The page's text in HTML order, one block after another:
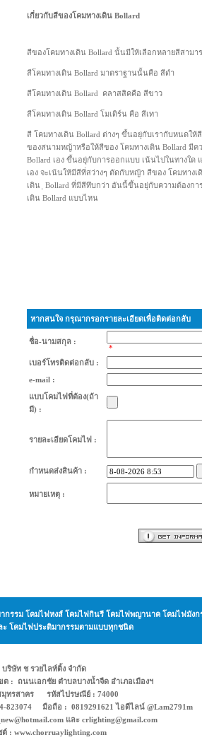
เกี่ยวกับสีของโคมทางเดิน Bollard
สีของโคมทางเดิน Bollard นั้นมีให้เลือกหลายสีสามา
สีโคมทางเดิน Bollard มาตราฐานนั้นคือ สีดำ
สีโคมทางเดิน Bollard คลาสสิคคือ สีขาว
สีโคมทางเดิน Bollard โมเดิร์น คือ สีเทา
สี โคมทางเดิน Bollard ต่างๆ ขึ้นอยุ่กับเรากับหนดใ
ของสนามหญ้าหรือให้สีของ โคมทางเดิน Bollard มี
Bollard เอง ขึ้นอยุ่กับการออกแบบ เน้นไปในทางใด
เอง จะเน้นให้มีสีที่สว่างๆ ตัดกับหญ้า สีของ โคมทาง
เดิน ฺ Bollard ที่มีสีทึบกว่า อันนี้ขึ้นอยุ่กับความต้องกา
เดิน Bollard แบบไหน
หากสนใจ กรุณากรอกรายละเอียดเพื่อติดต่อกลับ
ชื่อ-นามสกุล :
*
เบอร์โทรติดต่อกลับ :
e-mail :
แบบโคมไฟที่ต้อง(ถ้า
มี) :
รายละเอียดโคมไฟ :
กำหนดส่งสินค้า :
หมายเหตุ :
รรม โคมไฟหงส์ โคมไฟกินรี โคมไฟพญานาค โคมไฟมัง
ะ โคมไฟประติมากรรมตามแบบทุกชนิด
บริษัท ช รวยไลท์ติ้ง จำกัด
ต : ถนนเอกชัย ตำบลบางน้ำจืด อำเภอเมืองฯ
มุทรสาคร รหัสไปรษณีย์ : 74000
823074 มือถือ : 0819291621 ไอดีไลน์ @Lam2791m
และ crlighting@gmail.com
ต์ : www.chorruaylighting.com